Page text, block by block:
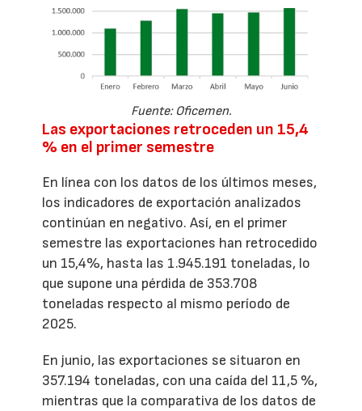
Fuente: Oficemen.
Las exportaciones retroceden un 15,4
% en el primer semestre
En línea con los datos de los últimos meses,
los indicadores de exportación analizados
continúan en negativo. Así, en el primer
semestre las exportaciones han retrocedido
un 15,4%, hasta las 1.945.191 toneladas, lo
que supone una pérdida de 353.708
toneladas respecto al mismo período de
2025.
En junio, las exportaciones se situaron en
357.194 toneladas, con una caída del 11,5 %,
mientras que la comparativa de los datos de